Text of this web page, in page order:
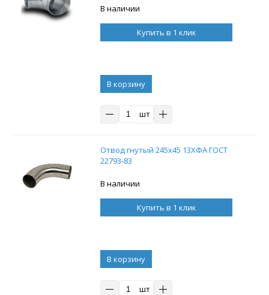
В наличии
Купить в 1 клик
В корзину
шт
Отвод гнутый 245х45 13ХФА ГОСТ
22793-83
В наличии
Купить в 1 клик
В корзину
шт